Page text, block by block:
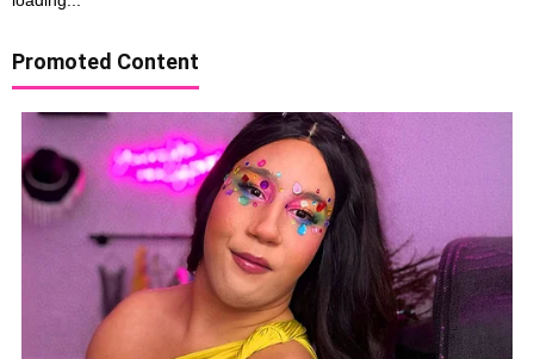
Promoted Content